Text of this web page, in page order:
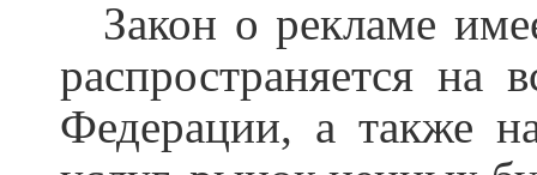
Закон о рекламе
распространяется на
Федерации, а также